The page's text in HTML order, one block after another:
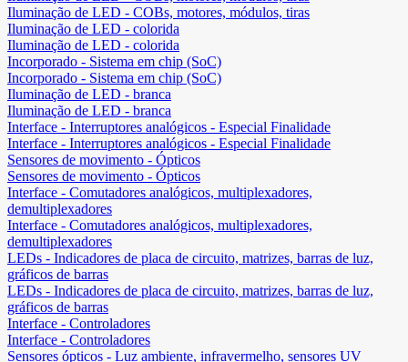
Iluminação de LED - COBs, motores, módulos, tiras
Iluminação de LED - colorida
Iluminação de LED - colorida
Incorporado - Sistema em chip (SoC)
Incorporado - Sistema em chip (SoC)
Iluminação de LED - branca
Iluminação de LED - branca
Interface - Interruptores analógicos - Especial Finalidade
Interface - Interruptores analógicos - Especial Finalidade
Sensores de movimento - Ópticos
Sensores de movimento - Ópticos
Interface - Comutadores analógicos, multiplexadores,
demultiplexadores
Interface - Comutadores analógicos, multiplexadores,
demultiplexadores
LEDs - Indicadores de placa de circuito, matrizes, barras de luz,
gráficos de barras
LEDs - Indicadores de placa de circuito, matrizes, barras de luz,
gráficos de barras
Interface - Controladores
Interface - Controladores
Sensores ópticos - Luz ambiente, infravermelho, sensores UV